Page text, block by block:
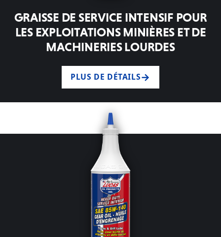
GRAISSE DE SERVICE INTENSIF POUR
LES EXPLOITATIONS MINIÈRES ET DE
MACHINERIES LOURDES
PLUS DE DÉTAILS